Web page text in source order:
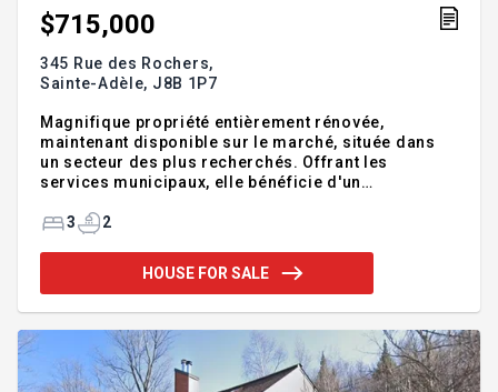
$715,000
345 Rue des Rochers,
Sainte-Adèle, J8B 1P7
Magnifique propriété entièrement rénovée,
maintenant disponible sur le marché, située dans
un secteur des plus recherchés. Offrant les
services municipaux, elle bénéficie d'un
golf de la Vallée et à quelques minutes à vélo de la
vous séduire par la qualité de ses rénovations et sa
fonctionnalité. Elle propose un système de
au gaz créant une ambiance chaleureuse et
conviviale. Une propriété exception
3 2
HOUSE FOR SALE